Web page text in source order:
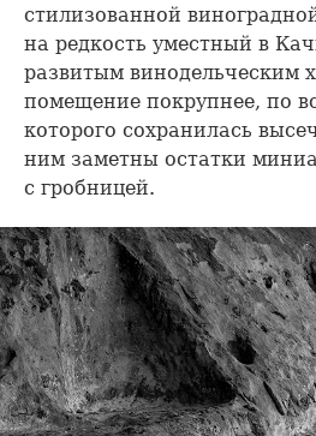
стилизованной
на редкость уместный в
развитым винодельческим
помещение покрупнее, по
которого сохранилась
ним заметны остатки
с гробницей.